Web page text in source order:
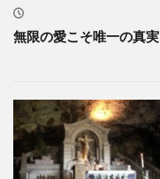
無限の愛こそ唯一の真実